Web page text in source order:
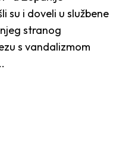
su i doveli u službene
stranog
s vandalizmom